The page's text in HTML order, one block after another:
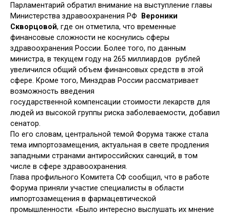
Парламентарий обратил внимание на выступление главы
Министерства здравоохранения РФ
Вероники
Скворцовой, где он отметила, что временные
финансовые сложности не коснулись сферы
здравоохранения России. Более того, по данным
министра, в текущем году на 265 миллиардов рублей
увеличился общий объем финансовых средств в этой
сфере. Кроме того, Минздрав России рассматривает
возможность введения
государственной компенсации стоимости лекарств для
людей из высокой группы риска заболеваемости, добавил
сенатор.
По его словам, центральной темой Форума также стала
тема импортозамещения, актуальная в свете продления
западными странами антироссийских санкций, в том
числе в сфере здравоохранения.
Глава профильного Комитета СФ сообщил, что в работе
Форума приняли участие специалисты в области
импортозамещения в фармацевтической
промышленности. «Было интересно выслушать их мнение